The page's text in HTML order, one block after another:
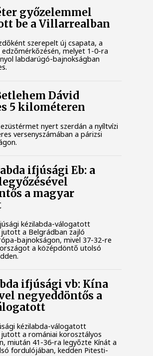
győzelemmel
be a Villarrealban
szerepelt új csapata, a
edzőmérkőzésén, melyet 1-0-ra
labdarúgó-bajnokságban
Dávid
5 kilométeren
nyert szerdán a nyíltvízi
versenyszámában a párizsi
ifjúsági Eb: a
a magyar
kézilabda-válogatott
a Belgrádban zajló
bajnokságon, mivel 37-32-re
a középdöntő utolsó
ifjúsági vb: Kína
negyeddöntős a
kézilabda-válogatott
a romániai korosztályos
miután 41-36-ra legyőzte Kínát a
fordulójában, kedden Pitesti-